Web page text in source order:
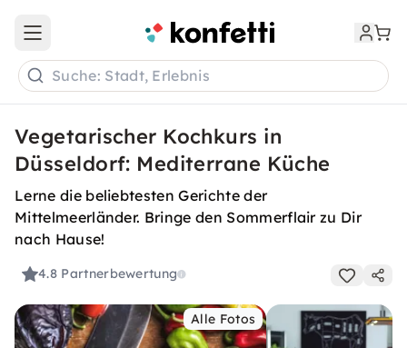
Open main menu
Suche: Stadt, Erlebnis
Vegetarischer Kochkurs in
Düsseldorf: Mediterrane Küche
Lerne die beliebtesten Gerichte der
Mittelmeerländer. Bringe den Sommerflair zu Dir
nach Hause!
4.8 Partnerbewertung
Alle Fotos